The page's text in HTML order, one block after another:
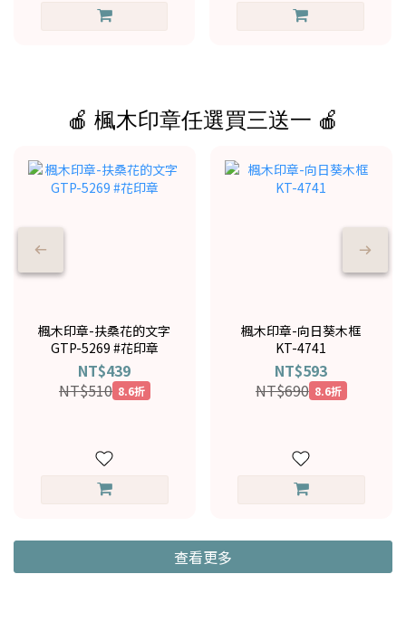
🍎 楓木印章任選買三送一 🍎
楓木印章-扶桑花的文字
GTP-5269 #花印章
NT$439
NT$510 8.6折
楓木印章-向日葵木框
KT-4741
NT$593
NT$690 8.6折
查看更多